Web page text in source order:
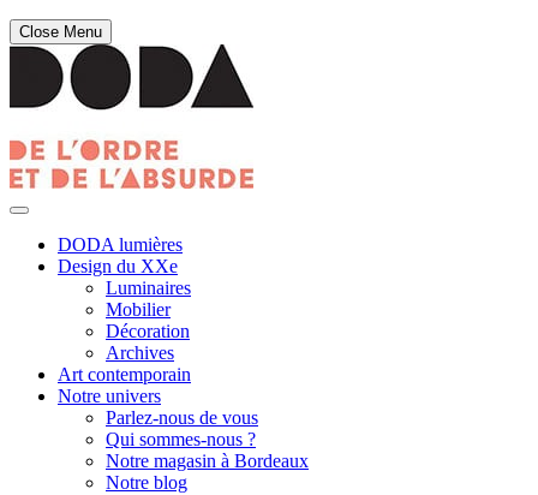
Close Menu
DODA lumières
Design du XXe
Luminaires
Mobilier
Décoration
Archives
Art contemporain
Notre univers
Parlez-nous de vous
Qui sommes-nous ?
Notre magasin à Bordeaux
Notre blog